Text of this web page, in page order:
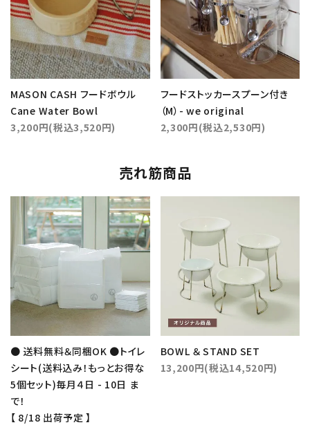
MASON CASH フードボウル
Cane Water Bowl
3,200円(税込3,520円)
フードストッカースプーン付き
（M）- we original
2,300円(税込2,530円)
売れ筋商品
● 送料無料＆同梱OK ●トイレ
シート(送料込み！もっとお得な
5個セット)毎月４日 - 10日 ま
で！
【 8/18 出荷予定 】
BOWL ＆ STAND SET
13,200円(税込14,520円)